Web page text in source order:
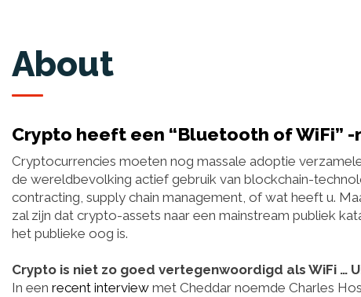
About
Crypto heeft een “Bluetooth of WiFi” -
Cryptocurrencies moeten nog massale adoptie
de wereldbevolking actief gebruik van blockchain-
contracting, supply chain management, of wat heeft u.
zal zijn dat crypto-assets naar een mainstream publiek
het publieke oog is.
Crypto is niet zo goed vertegenwoordigd als WiFi …
In een recent interview met Cheddar noemde Charles